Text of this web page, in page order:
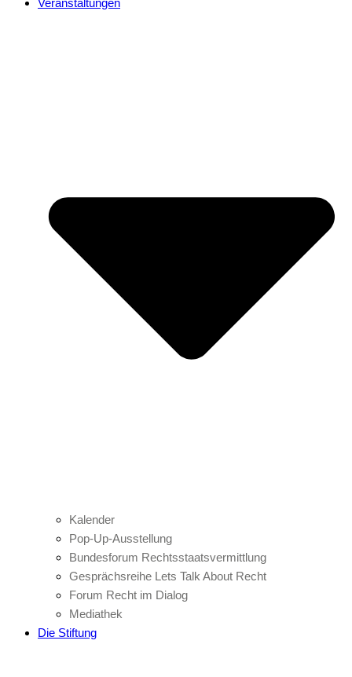
Veranstaltungen
Kalender
Pop-Up-Ausstellung
Bundesforum Rechtsstaatsvermittlung
Gesprächsreihe Lets Talk About Recht
Forum Recht im Dialog
Mediathek
Die Stiftung